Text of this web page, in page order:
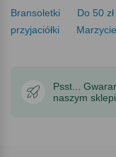
Bransoletki Do 50 zł
przyjaciółki
Psst...
naszym